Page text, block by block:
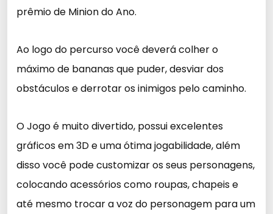
prêmio de Minion do Ano.
Ao logo do percurso você deverá colher o
máximo de bananas que puder, desviar dos
obstáculos e derrotar os inimigos pelo caminho.
O Jogo é muito divertido, possui excelentes
gráficos em 3D e uma ótima jogabilidade, além
disso você pode customizar os seus personagens,
colocando acessórios como roupas, chapeis e
até mesmo trocar a voz do personagem para um